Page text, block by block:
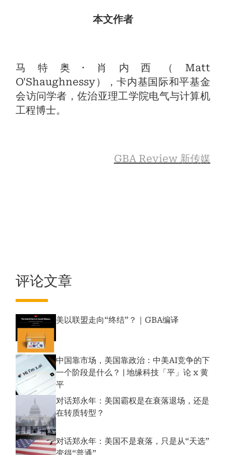
本文作者
马特奥·肖内西（Matt
O'Shaughnessy），卡内基国际和平基金
会访问学者，佐治亚理工学院电气与计算机
工程博士。
GBA Review 新传媒
评论文章
美以联盟走向“终结”？｜GBA编译
中国靠市场，美国靠政治：中美AI竞争的下
一个阶段是什么？ | 地缘科技「平」论 x 黄
平
对话郑永年：美国霸权是在衰落退场，还是
在转质转型？
对话郑永年：美国不是衰落，只是从“天选”